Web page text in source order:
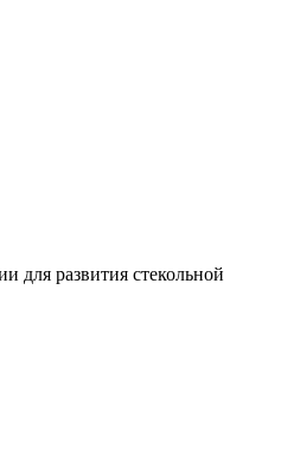
для развития стекольной